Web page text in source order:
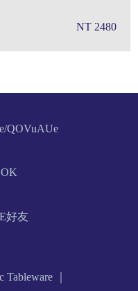
NT 2480
QOVuAUe
好友
｜